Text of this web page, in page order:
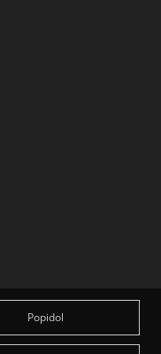
Popidol